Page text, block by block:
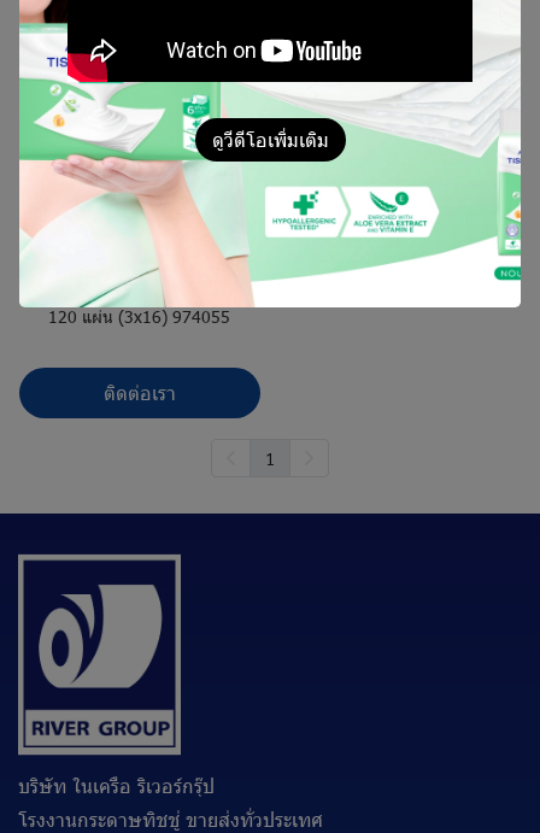
Nari นาริ กระดาษเช็ดหน้า
120 แผ่น
120 แผ่น (3x16) 974055
ติดต่อเรา
1
บริษัท ในเครือ ริเวอร์กรุ๊ป
โรงงานกระดาษทิชชู่ ขายส่งทั่วประเทศ
ดูวีดีโอเพิ่มเติม